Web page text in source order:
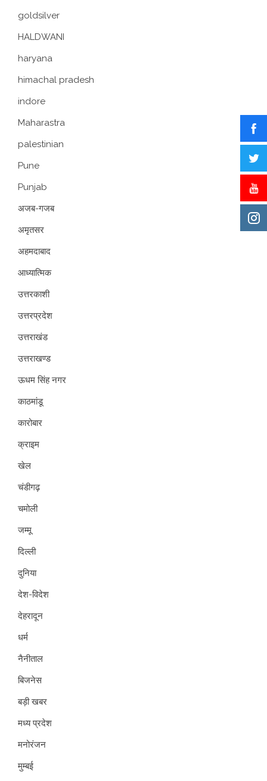
goldsilver
HALDWANI
haryana
himachal pradesh
indore
Maharastra
palestinian
Pune
Punjab
अजब-गजब
अमृतसर
अहमदाबाद
आध्यात्मिक
उत्तरकाशी
उत्तरप्रदेश
उत्तराखंड
उत्तराखण्ड
ऊधम सिंह नगर
काठमांडू
कारोबार
क्राइम
खेल
चंडीगढ़
चमोली
जम्मू
दिल्ली
दुनिया
देश-विदेश
देहरादून
धर्म
नैनीताल
बिजनेस
बड़ी खबर
मध्य प्रदेश
मनोरंजन
मुम्बई